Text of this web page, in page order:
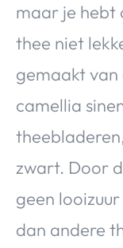
Food & Drinks
maar je hebt
thee niet
gemaakt
camellia
zwart. Door
geen
dan andere